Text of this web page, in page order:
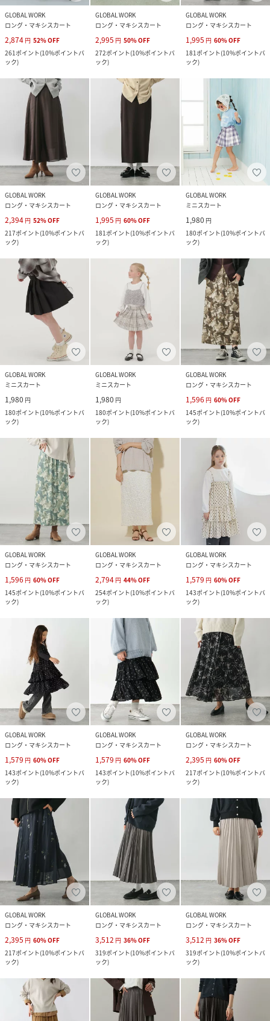
GLOBAL WORK
ロング・マキシスカート
2,874 円 52%OFF
261ポイント(10%ポイントバ
ック)
GLOBAL WORK
ロング・マキシスカート
2,995 円 50%OFF
272ポイント(10%ポイントバ
ック)
GLOBAL WORK
ロング・マキシスカート
1,995 円 60%OFF
181ポイント(10%ポイントバ
ック)
GLOBAL WORK
ロング・マキシスカート
2,394 円 52%OFF
217ポイント(10%ポイントバ
ック)
GLOBAL WORK
ロング・マキシスカート
1,995 円 60%OFF
181ポイント(10%ポイントバ
ック)
GLOBAL WORK
ミニスカート
1,980 円
180ポイント(10%ポイントバ
ック)
GLOBAL WORK
ミニスカート
1,980 円
180ポイント(10%ポイントバ
ック)
GLOBAL WORK
ミニスカート
1,980 円
180ポイント(10%ポイントバ
ック)
GLOBAL WORK
ロング・マキシスカート
1,596 円 60%OFF
145ポイント(10%ポイントバ
ック)
GLOBAL WORK
ロング・マキシスカート
1,596 円 60%OFF
145ポイント(10%ポイントバ
ック)
GLOBAL WORK
ロング・マキシスカート
2,794 円 44%OFF
254ポイント(10%ポイントバ
ック)
GLOBAL WORK
ロング・マキシスカート
1,579 円 60%OFF
143ポイント(10%ポイントバ
ック)
GLOBAL WORK
ロング・マキシスカート
1,579 円 60%OFF
143ポイント(10%ポイントバ
ック)
GLOBAL WORK
ロング・マキシスカート
1,579 円 60%OFF
143ポイント(10%ポイントバ
ック)
GLOBAL WORK
ロング・マキシスカート
2,395 円 60%OFF
217ポイント(10%ポイントバ
ック)
GLOBAL WORK
ロング・マキシスカート
2,395 円 60%OFF
217ポイント(10%ポイントバ
ック)
GLOBAL WORK
ロング・マキシスカート
3,512 円 36%OFF
319ポイント(10%ポイントバ
ック)
GLOBAL WORK
ロング・マキシスカート
3,512 円 36%OFF
319ポイント(10%ポイントバ
ック)